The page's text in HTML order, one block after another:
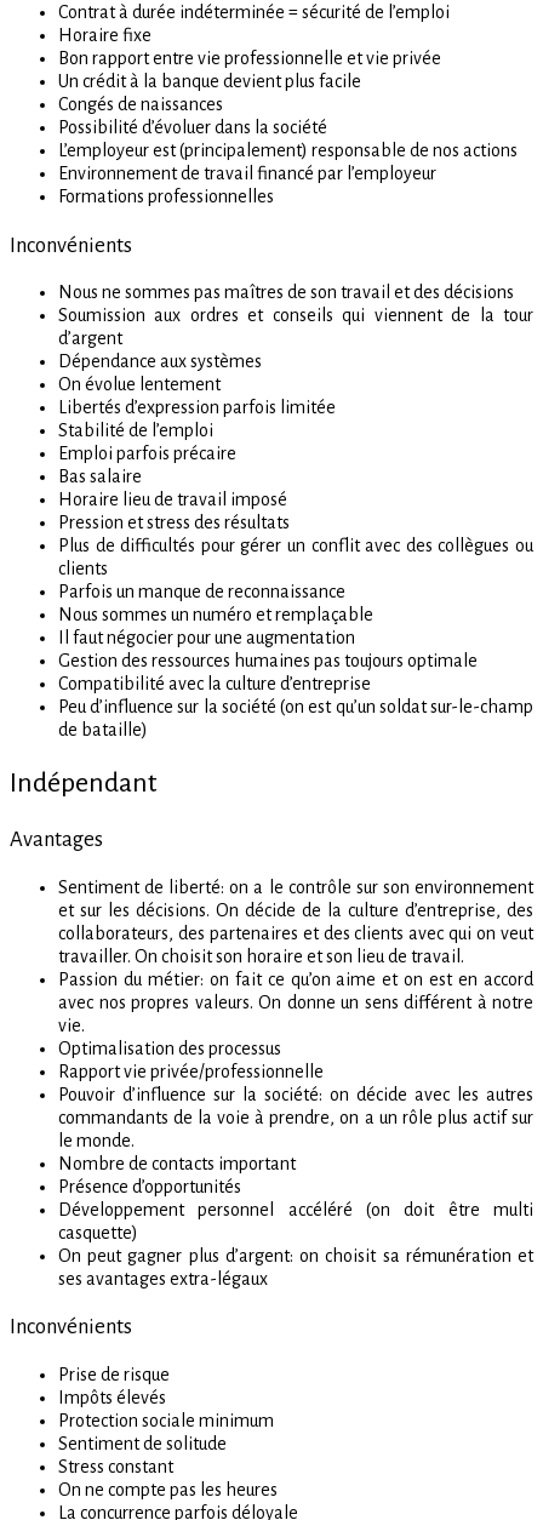
Contrat à durée indéterminée = sécurité de l’emploi
Horaire fixe
Bon rapport entre vie professionnelle et vie privée
Un crédit à la banque devient plus facile
Congés de naissances
Possibilité d’évoluer dans la société
L’employeur est (principalement) responsable de nos actions
Environnement de travail financé par l’employeur
Formations professionnelles
Inconvénients
Nous ne sommes pas maîtres de son travail et des décisions
Soumission aux ordres et conseils qui viennent de la tour
d’argent
Dépendance aux systèmes
On évolue lentement
Libertés d’expression parfois limitée
Stabilité de l’emploi
Emploi parfois précaire
Bas salaire
Horaire lieu de travail imposé
Pression et stress des résultats
Plus de difficultés pour gérer un conflit avec des collègues ou
clients
Parfois un manque de reconnaissance
Nous sommes un numéro et remplaçable
Il faut négocier pour une augmentation
Gestion des ressources humaines pas toujours optimale
Compatibilité avec la culture d’entreprise
Peu d’influence sur la société (on est qu’un soldat sur-le-champ
de bataille)
Indépendant
Avantages
Sentiment de liberté: on a le contrôle sur son environnement
et sur les décisions. On décide de la culture d’entreprise, des
collaborateurs, des partenaires et des clients avec qui on veut
travailler. On choisit son horaire et son lieu de travail.
Passion du métier: on fait ce qu’on aime et on est en accord
avec nos propres valeurs. On donne un sens différent à notre
vie.
Optimalisation des processus
Rapport vie privée/professionnelle
Pouvoir d’influence sur la société: on décide avec les autres
commandants de la voie à prendre, on a un rôle plus actif sur
le monde.
Nombre de contacts important
Présence d’opportunités
Développement personnel accéléré (on doit être multi
casquette)
On peut gagner plus d’argent: on choisit sa rémunération et
ses avantages extra-légaux
Inconvénients
Prise de risque
Impôts élevés
Protection sociale minimum
Sentiment de solitude
Stress constant
On ne compte pas les heures
La concurrence parfois déloyale